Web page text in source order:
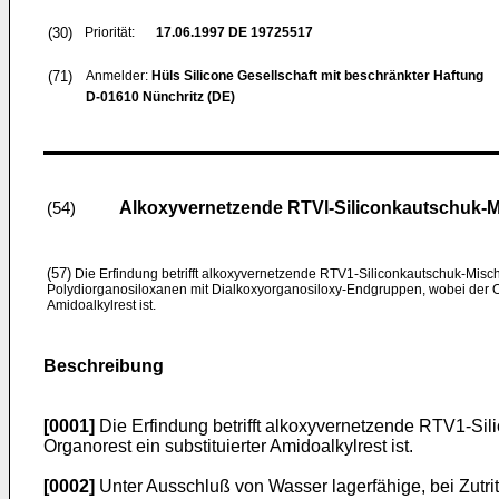
(30) Priorität: 17.06.1997 DE 19725517
(71) Anmelder: Hüls Silicone Gesellschaft mit beschränkter Haftung
D-01610 Nünchritz (DE)
(54) Alkoxyvernetzende RTVl-Siliconkautschuk-
(57) Die Erfindung betrifft alkoxyvernetzende RTV1-Siliconkautschuk-
Polydiorganosiloxanen mit Dialkoxyorganosiloxy-Endgruppen, wobei der
Amidoalkylrest ist.
Beschreibung
[0001] Die Erfindung betrifft alkoxyvernetzende RTV1-
Organorest ein substituierter Amidoalkylrest ist.
[0002] Unter Ausschluß von Wasser lagerfähige, bei